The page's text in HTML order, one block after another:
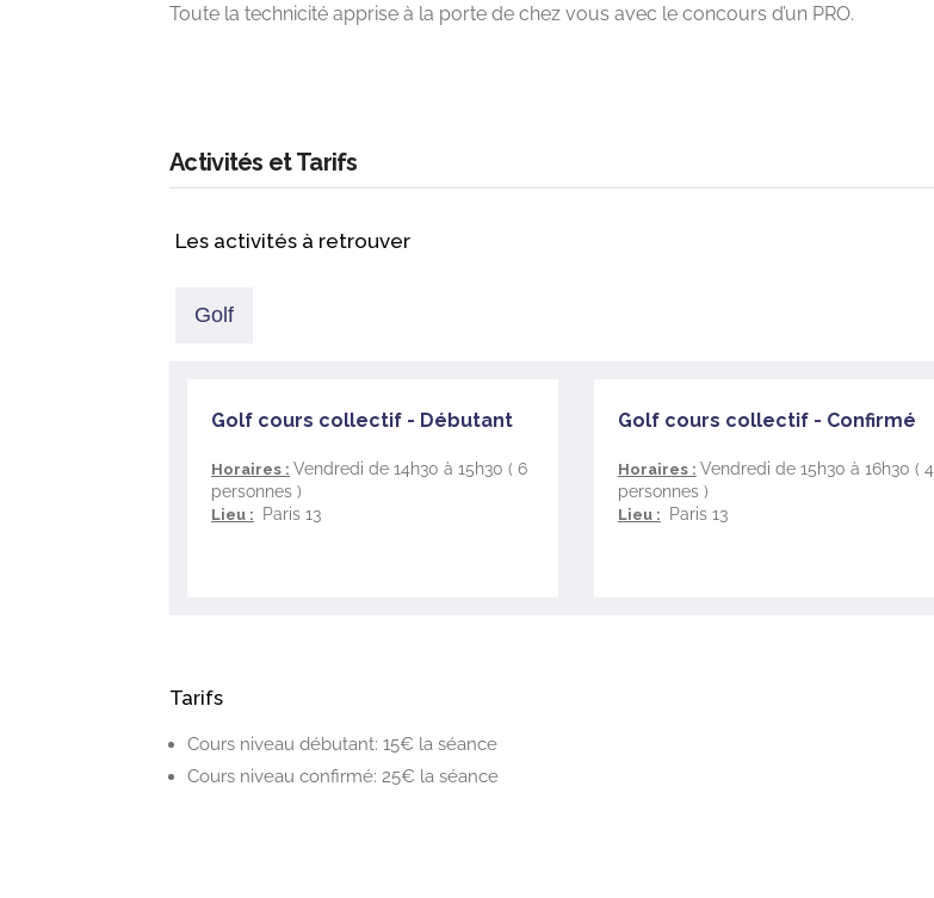
Toute la technicité apprise à la porte de chez vous avec le concours d’un PRO.
Activités et Tarifs
Les activités à retrouver
Golf
Golf cours collectif - Débutant
Horaires : Vendredi de 14h30 à 15h30 ( 6
personnes )
Lieu : Paris 13
Golf cours collectif - Confirmé
Horaires : Vendredi de 15h30 à 16h30 ( 4
personnes )
Lieu : Paris 13
Tarifs
Cours niveau débutant: 15€ la séance
Cours niveau confirmé: 25€ la séance